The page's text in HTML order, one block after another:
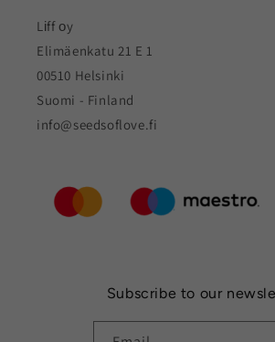
Lіff оy
Elimäenkatu 21 E 1
00510 Helsinki
Suomi - Finland
info@seedsoflove.fi
Subscribe to our